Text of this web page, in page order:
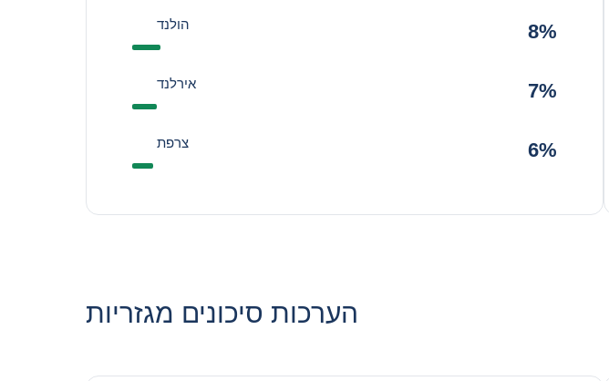
הולנד 8%
אירלנד 7%
צרפת 6%
הערכות סיכונים מגזריות